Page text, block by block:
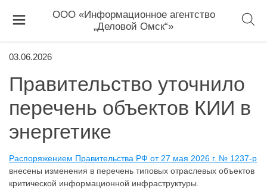
ООО «Информационное агентство
„Деловой Омск“»
03.06.2026
Правительство уточнило
перечень объектов КИИ в
энергетике
Распоряжением Правительства РФ от 27 мая 2026 г. № 1237-р
внесены изменения в перечень типовых отраслевых объектов
критической информационной инфраструктуры.